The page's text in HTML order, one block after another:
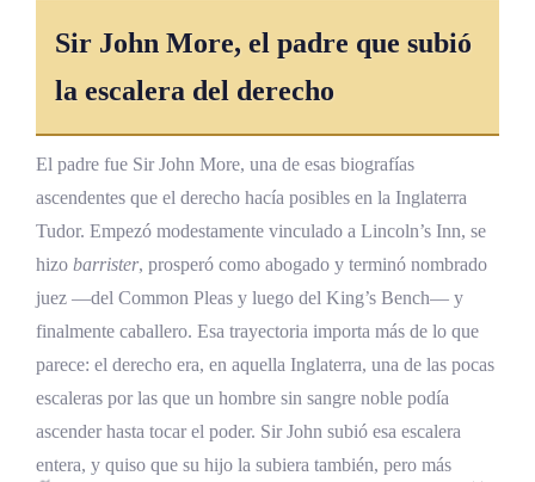
Sir John More, el padre que subió
la escalera del derecho
El padre fue Sir John More, una de esas biografías
ascendentes que el derecho hacía posibles en la Inglaterra
Tudor. Empezó modestamente vinculado a Lincoln’s Inn, se
hizo barrister, prosperó como abogado y terminó nombrado
juez —del Common Pleas y luego del King’s Bench— y
finalmente caballero. Esa trayectoria importa más de lo que
parece: el derecho era, en aquella Inglaterra, una de las pocas
escaleras por las que un hombre sin sangre noble podía
ascender hasta tocar el poder. Sir John subió esa escalera
entera, y quiso que su hijo la subiera también, pero más